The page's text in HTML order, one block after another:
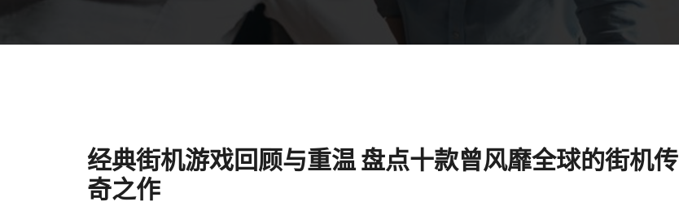
经典街机游戏回顾与重温 盘点十款曾风靡全球的街机传
奇之作